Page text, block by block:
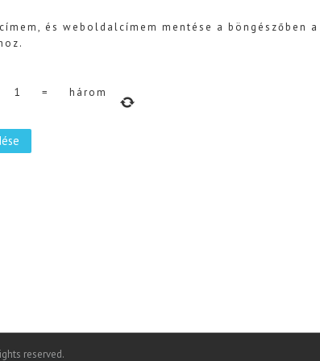
és weboldalcímem mentése a böngészőben
1 = három
reserved.